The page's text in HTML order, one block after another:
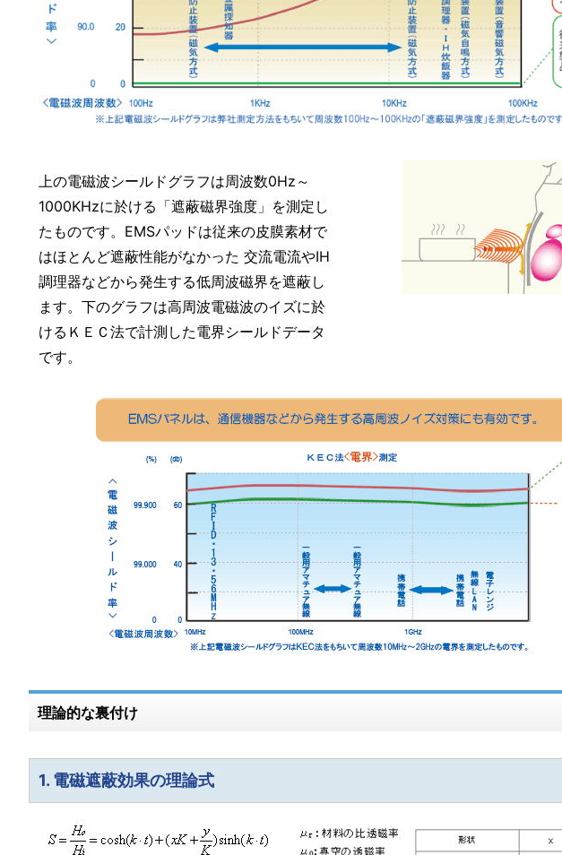
上の電磁波シールドグラフは周波数0Hz～
1000KHzに於ける「遮蔽磁界強度」を測定し
たものです。EMSパッドは従来の皮膜素材で
はほとんど遮蔽性能がなかった 交流電流やIH
調理器などから発生する低周波磁界を遮蔽し
ます。下のグラフは高周波電磁波のイズに於
けるＫＥＣ法で計測した電界シールドデータ
です。
理論的な裏付け
1. 電磁遮蔽効果の理論式